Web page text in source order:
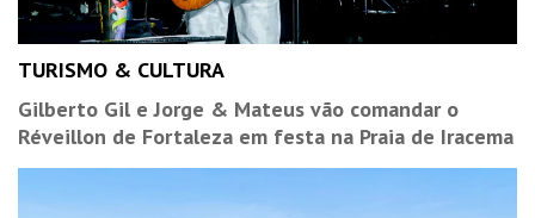
TURISMO & CULTURA
Gilberto Gil e Jorge & Mateus vão comandar o
Réveillon de Fortaleza em festa na Praia de Iracema